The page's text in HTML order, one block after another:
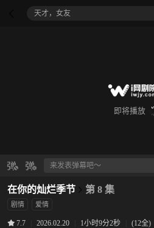
天才，女友
即将播放
在你的灿烂季节 第 8 集
剧情 爱情
7.7 2026.02.20 1小时9分2秒 (12全)